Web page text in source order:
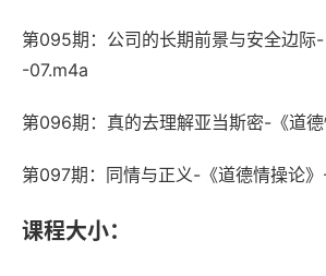
第095期：公司的长期前景与安全边际-
-07.m4a
第096期：真的去理解亚当斯密-《道
第097期：同情与正义-《道德情操论
课程大小：